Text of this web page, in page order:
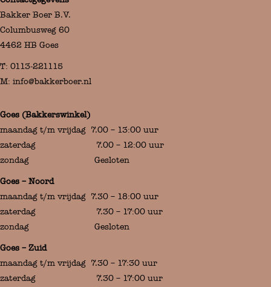
Bakker Boer B.V.
Columbusweg 60
4462 HB Goes
T: 0113-221115
M: info@bakkerboer.nl
Goes (Bakkerswinkel)
maandag t/m vrijdag 7.00 – 13:00 uur
zaterdag 7.00 – 12:00 uur
zondag Gesloten
Goes – Noord
maandag t/m vrijdag 7.30 – 18:00 uur
zaterdag 7.30 – 17:00 uur
zondag Gesloten
Goes – Zuid
maandag t/m vrijdag 7.30 – 17:30 uur
zaterdag 7.30 – 17:00 uur